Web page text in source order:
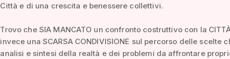
Città e di una crescita e benessere collettivi.
Trovo che SIA MANCATO un confronto costruttivo con la
invece una SCARSA CONDIVISIONE sul percorso delle scelte
analisi e sintesi della realtà e dei problemi da affrontare